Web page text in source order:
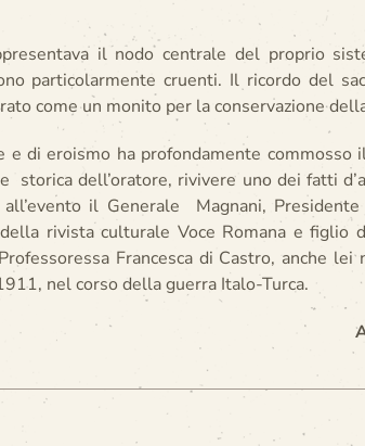
il nodo centrale del proprio
particolarmente cruenti. Il ricordo del
come un monito per la conservazione
e di eroismo ha profondamente commosso
storica dell’oratore, rivivere uno dei fatti
il Generale Magnani,
rivista culturale Voce Romana e figlio
Francesca di Castro, anche lei
nel corso della guerra Italo-Turca.